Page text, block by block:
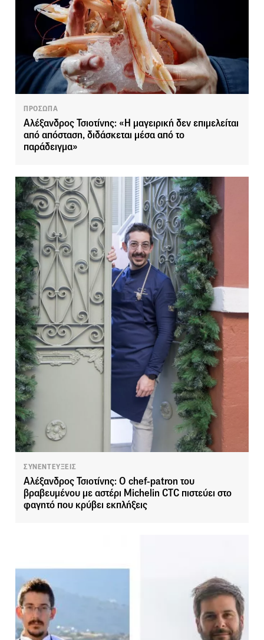
ΠΡΟΣΩΠΑ
Αλέξανδρος Τσιοτίνης: «Η μαγειρική δεν επιμελείται
από απόσταση, διδάσκεται μέσα από το
παράδειγμα»
ΣΥΝΕΝΤΕΥΞΕΙΣ
Αλέξανδρος Τσιοτίνης: O chef-patron του
βραβευμένου με αστέρι Michelin CTC πιστεύει στο
φαγητό που κρύβει εκπλήξεις